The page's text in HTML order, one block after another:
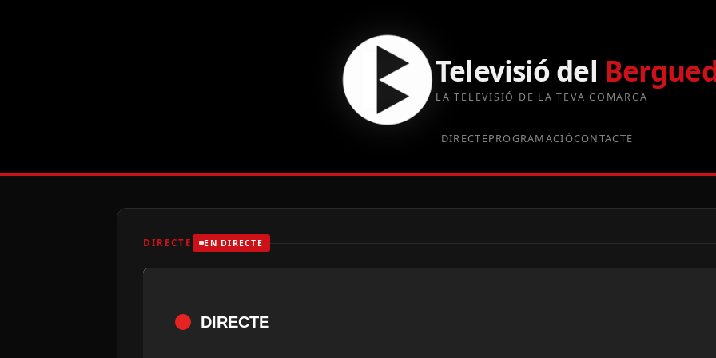
Televisió del
LA TELEVISIÓ DE LA TEVA COMARCA
DIRECTEPROGRAMACIÓCONTACTE
DIRECTE EN DIRECTE
DIRECTE